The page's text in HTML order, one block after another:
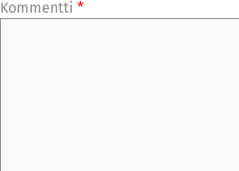
Kommentti *